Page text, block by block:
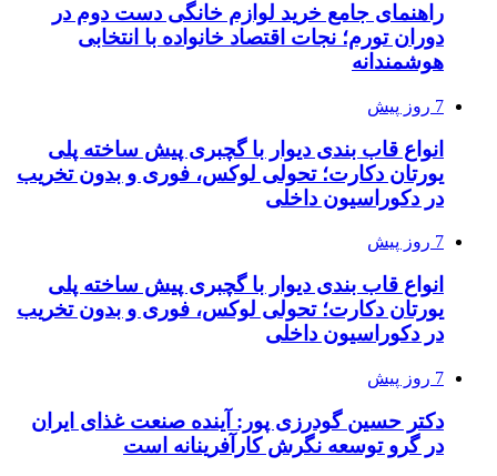
راهنمای جامع خرید لوازم خانگی دست دوم در
دوران تورم؛ نجات اقتصاد خانواده با انتخابی
هوشمندانه
7 روز پیش
انواع قاب بندی دیوار با گچبری پیش ساخته پلی
یورتان دکارت؛ تحولی لوکس، فوری و بدون تخریب
در دکوراسیون داخلی
7 روز پیش
انواع قاب بندی دیوار با گچبری پیش ساخته پلی
یورتان دکارت؛ تحولی لوکس، فوری و بدون تخریب
در دکوراسیون داخلی
7 روز پیش
دکتر حسین گودرزی پور: آینده صنعت غذای ایران
در گرو توسعه نگرش کارآفرینانه است